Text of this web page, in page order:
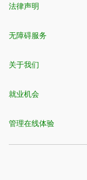
法律声明
无障碍服务
关于我们
就业机会
管理在线体验